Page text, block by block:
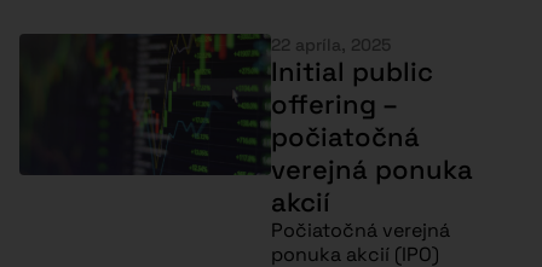
22 apríla, 2025
Initial public
offering –
počiatočná
verejná ponuka
akcií
Počiatočná verejná
ponuka akcií (IPO)